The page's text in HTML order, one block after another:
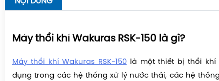
Máy thổi khí Wakuras RSK-150 là gì?
Máy thổi khí Wakuras RSK-150 là một thiết bị thổi khí
dụng trong các hệ thống xử lý nước thải, các hệ